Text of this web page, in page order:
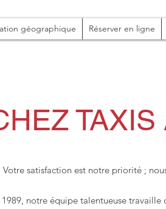
géographique Réserver en ligne
TAXIS
Votre satisfaction est notre priorité ; n
1989, notre équipe talentueuse